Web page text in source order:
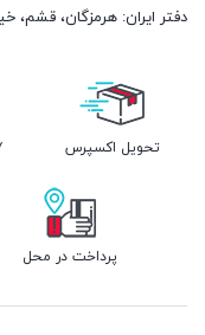
دفتر ایران: هرمزگان، قشم،
تحویل اکسپرس
پرداخت در محل